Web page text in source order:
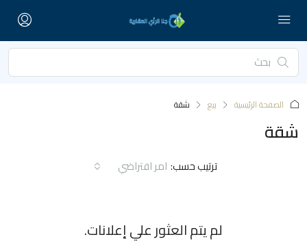
الصفحة الرئيسية بيع شقة
شقة
ترتيب حسب: امر افتراضي
لم يتم العثور علي إعلانات.